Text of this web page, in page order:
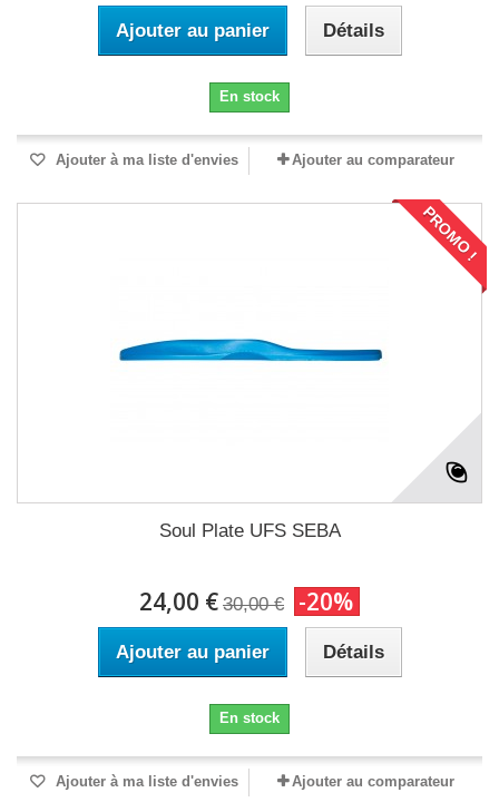
Ajouter au panier Détails
En stock
Ajouter à ma liste d'envies Ajouter au comparateur
PROMO !
Soul Plate UFS SEBA
24,00 € 30,00 € -20%
Ajouter au panier Détails
En stock
Ajouter à ma liste d'envies Ajouter au comparateur